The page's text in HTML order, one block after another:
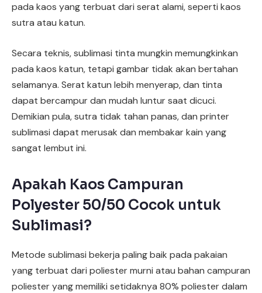
pada kaos yang terbuat dari serat alami, seperti kaos
sutra atau katun.
Secara teknis, sublimasi tinta mungkin memungkinkan
pada kaos katun, tetapi gambar tidak akan bertahan
selamanya. Serat katun lebih menyerap, dan tinta
dapat bercampur dan mudah luntur saat dicuci.
Demikian pula, sutra tidak tahan panas, dan printer
sublimasi dapat merusak dan membakar kain yang
sangat lembut ini.
Apakah Kaos Campuran
Polyester 50/50 Cocok untuk
Sublimasi?
Metode sublimasi bekerja paling baik pada pakaian
yang terbuat dari poliester murni atau bahan campuran
poliester yang memiliki setidaknya 80% poliester dalam